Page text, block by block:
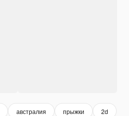
австралия прыжки 2d